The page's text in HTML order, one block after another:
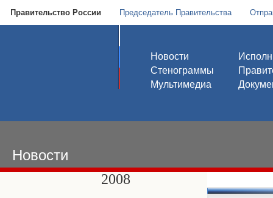
Правительство России Председатель Правительства
Новости
Стенограммы
Мультимедиа
Новости
2008